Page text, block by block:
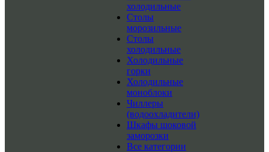
холодильные
Столы
морозильные
Столы
холодильные
Холодильные
горки
Холодильные
моноблоки
Чиллеры
(водоохладители)
Шкафы шоковой
заморозки
Все категории